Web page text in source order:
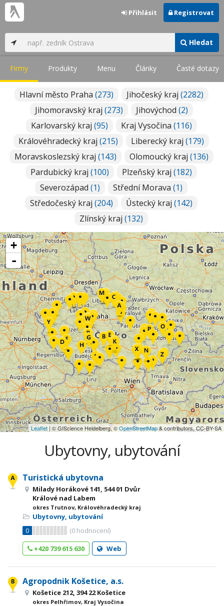
Hledat
Přihlásit Registrovat
Firmy Produkty Menu Články Časté dotazy
Hlavní město Praha (273) Jihočeský kraj (2282)
Jihomoravský kraj (273) Jihovýchod (2)
Karlovarský kraj (95) Kraj Vysočina (116)
Královéhradecký kraj (215) Liberecký kraj (179)
Moravskoslezský kraj (143) Olomoucký kraj (136)
Pardubický kraj (100) Plzeňský kraj (182)
Severozápad (1) Střední Morava (1)
Středočeský kraj (204) Ústecký kraj (142)
Zlínský kraj (132)
+
-
Leaflet | © GIScience Heidelberg, ©OpenStreetMap& contributors, CC-BY-SA
Ubytovny, ubytování
Turistická ubytovna
Milady Horákové 141, 544 01 Dvůr
Králové nad Labem
okres Trutnov, Královéhradecký kraj
Ubytovny, ubytování
0
(0 hodnocení)
+420 739 615 630
Web
Agropodnik Košetice, a.s.
Košetice 212, 394 22 Košetice
okres Pelhřimov, Kraj Vysočina